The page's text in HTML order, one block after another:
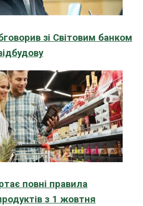
зі Світовим банком
повні правила
з 1 жовтня